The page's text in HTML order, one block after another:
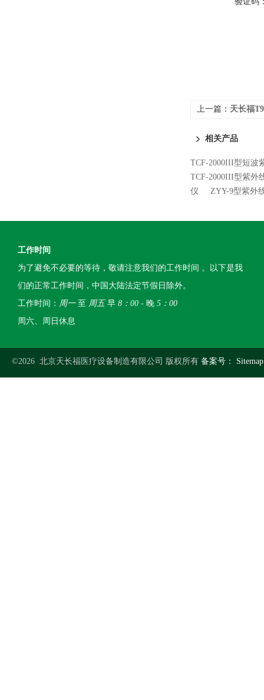
上一篇： 天长福
相关产品
TCF-2000III型短波
TCF-2000III型紫外
仪
ZYY-9型紫外
工作时间
为了避免不必要的等待，敬请注意我们的工作时间 。以下是我
们的正常工作时间，中国大陆法定节假日除外。
工作时间： 周一至 周五早 8：00 - 晚 5：00
周六、周日休息
©2026 北京天长福医疗设备制造有限公司 版权所有 备案号：